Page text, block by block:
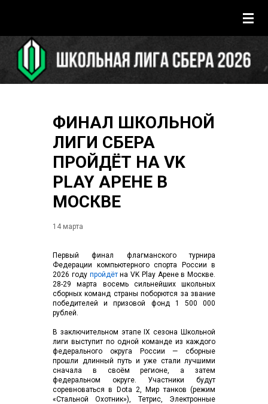
ФИНАЛ ШКОЛЬНОЙ
ЛИГИ СБЕРА
ПРОЙДЁТ НА VK
PLAY АРЕНЕ В
МОСКВЕ
14 марта
Первый финал флагманского турнира
Федерации компьютерного спорта России в
2026 году пройдётна VK Play Арене в Москве.
28-29 марта восемь сильнейших школьных
сборных команд страны поборются за звание
победителей и призовой фонд 1 500 000
рублей.
В заключительном этапе IX сезона Школьной
лиги выступит по одной команде из каждого
федерального округа России — сборные
прошли длинный путь и уже стали лучшими
сначала в своём регионе, а затем
федеральном округе. Участники будут
соревноваться в Dota 2, Мир танков (режим
«Стальной Охотник»), Тетрис, Электронные